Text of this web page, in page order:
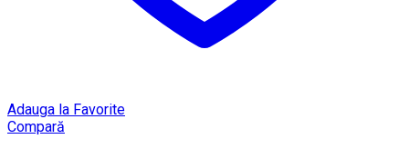
Adauga la Favorite
Compară